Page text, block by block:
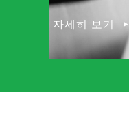
자세히 보기